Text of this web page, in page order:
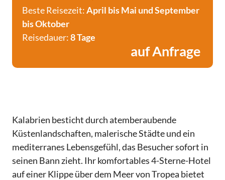
Beste Reisezeit:April bis Mai und September
bis Oktober
Reisedauer:8 Tage
auf Anfrage
Kalabrien besticht durch atemberaubende
Küstenlandschaften, malerische Städte und ein
mediterranes Lebensgefühl, das Besucher sofort in
seinen Bann zieht. Ihr komfortables 4-Sterne-Hotel
auf einer Klippe über dem Meer von Tropea bietet